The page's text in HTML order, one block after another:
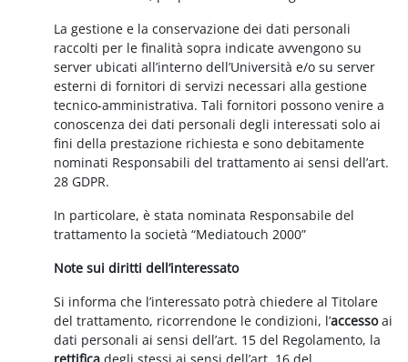
La gestione e la conservazione dei dati personali
raccolti per le finalità sopra indicate avvengono su
server ubicati all’interno dell’Università e/o su server
esterni di fornitori di servizi necessari alla gestione
tecnico-amministrativa. Tali fornitori possono venire a
conoscenza dei dati personali degli interessati solo ai
fini della prestazione richiesta e sono debitamente
nominati Responsabili del trattamento ai sensi dell’art.
28 GDPR.
In particolare, è stata nominata Responsabile del
trattamento la società “Mediatouch 2000”
Note sui diritti dell’interessato
Si informa che l’interessato potrà chiedere al Titolare
del trattamento, ricorrendone le condizioni, l’accessoai
dati personali ai sensi dell’art. 15 del Regolamento, la